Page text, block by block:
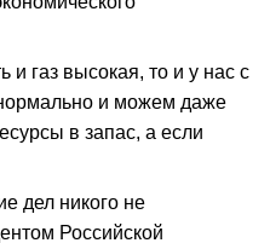
газ высокая, то и у нас с
и можем даже
в запас, а если
дел никого не
Российской